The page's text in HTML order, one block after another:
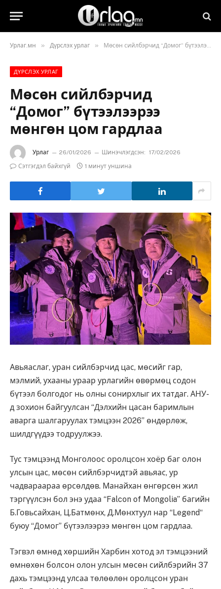
Урлаг.мн » Дүрслэх урлаг » Мөсөн сийлбэрчид “Домог” бүтээлээрээ мөнгөн цом гардлаа
ДҮРСЛЭХ УРЛАГ
Мөсөн сийлбэрчид
“Домог” бүтээлээрээ
мөнгөн цом гардлаа
Урлаг 26/01/2026 Шинэчлэгдсэн: 17/02/2026
Сэтгэгдэл байхгүй
1 минут уншина
Авьяаслаг, уран сийлбэрчид цас, мөсийг гар,
мэлмий, ухааны ураар урлагийн өвөрмөц содон
бүтээл болгодог нь олны сонирхлыг их татдаг. АНУ-
д зохион байгуулсан “Дэлхийн цасан баримлын
аварга шалгаруулах тэмцээн 2026” өндөрлөж,
шилдгүүдээ тодруулжээ.
Тус тэмцээнд Монголоос оролцсон хоёр баг олон
улсын цас, мөсөн сийлбэрчидтэй авьяас, ур
чадвараараа өрсөлдөв. Манайхан өнгөрсөн жил
тэргүүлсэн бол энэ удаа “Falcon of Mongolia” багийн
Б.Говьсайхан, Ц.Батмөнх, Д.Мөнхтуул нар “Legend“
буюу “Домог” бүтээлээрээ мөнгөн цом гардлаа.
Тэгвэл өмнөд хөршийн Харбин хотод эл тэмцээний
өмнөхөн болсон олон улсын мөсөн сийлбэрийн 37
дахь тэмцээнд улсаа төлөөлөн оролцсон уран